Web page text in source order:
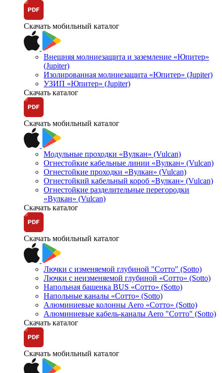
Скачать мобильный каталог
Внешняя молниезащита и заземление «Юпитер»
(Jupiter)
Изолированная молниезащита «Юпитер» (Jupiter)
УЗИП «Юпитер» (Jupiter)
Скачать каталог
Скачать мобильный каталог
Модульные проходки «Вулкан» (Vulcan)
Огнестойкие кабельные линии «Вулкан» (Vulcan)
Огнестойкие проходки «Вулкан» (Vulcan)
Огнестойкий кабельный короб «Вулкан» (Vulcan)
Огнестойкие разделительные перегородки
«Вулкан» (Vulcan)
Скачать каталог
Скачать мобильный каталог
Лючки с изменяемой глубиной "Сотто" (Sotto)
Лючки с неизменяемой глубиной «Сотто» (Sotto)
Напольная башенка BUS «Сотто» (Sotto)
Напольные каналы «Сотто» (Sotto)
Алюминиевые колонны Aero «Сотто» (Sotto)
Алюминиевые кабель-каналы Aero "Сотто" (Sotto)
Скачать каталог
Скачать мобильный каталог